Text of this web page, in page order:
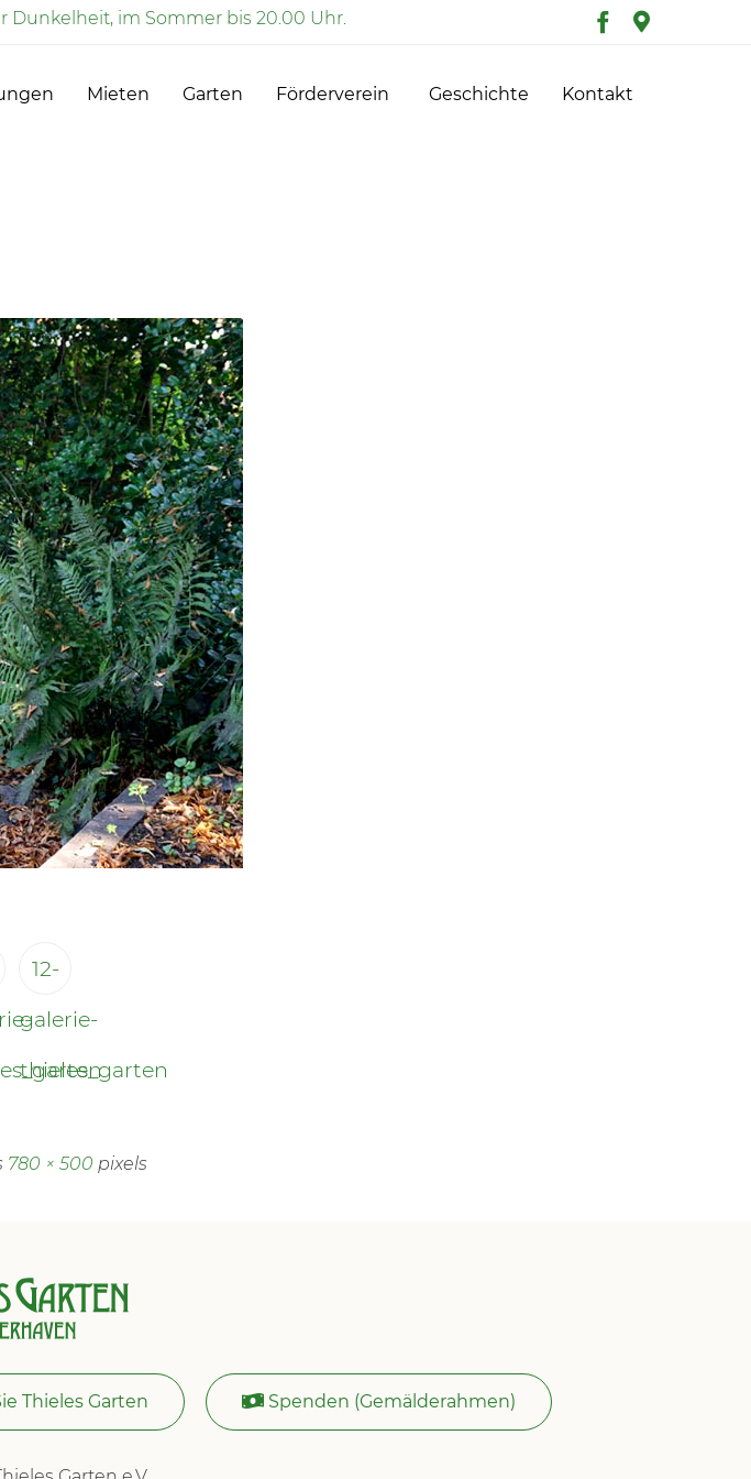
Dunkelheit, im Sommer bis 20.00 Uhr.
Mieten Garten Förderverein Geschichte Kontakt
12-
galerie-
thieles_garten
780 × 500 pixels
Thieles Garten Spenden (Gemälderahmen)